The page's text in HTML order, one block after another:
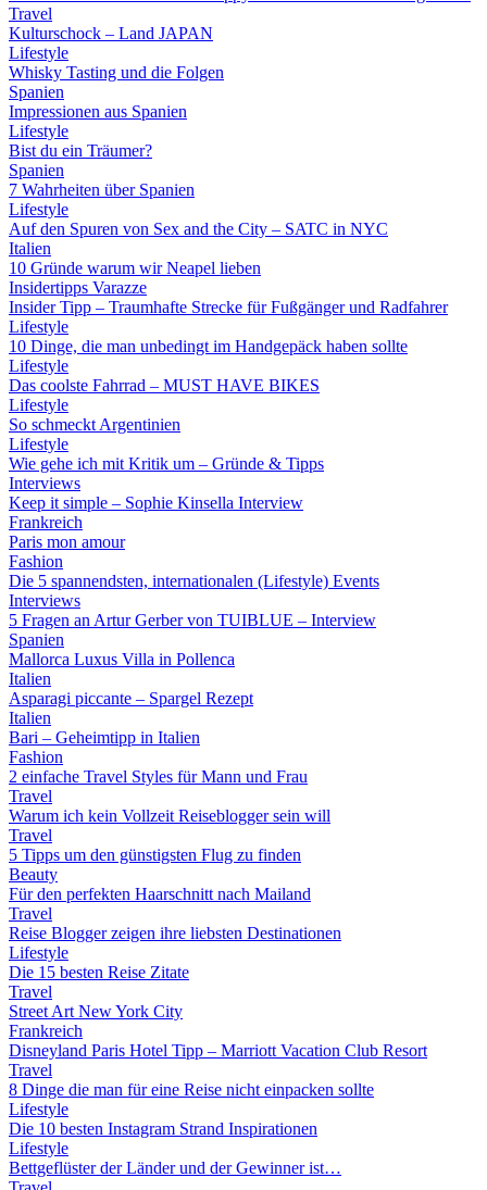
Travel
Kulturschock – Land JAPAN
Lifestyle
Whisky Tasting und die Folgen
Spanien
Impressionen aus Spanien
Lifestyle
Bist du ein Träumer?
Spanien
7 Wahrheiten über Spanien
Lifestyle
Auf den Spuren von Sex and the City – SATC in NYC
Italien
10 Gründe warum wir Neapel lieben
Insidertipps Varazze
Insider Tipp – Traumhafte Strecke für Fußgänger und Radfahrer
Lifestyle
10 Dinge, die man unbedingt im Handgepäck haben sollte
Lifestyle
Das coolste Fahrrad – MUST HAVE BIKES
Lifestyle
So schmeckt Argentinien
Lifestyle
Wie gehe ich mit Kritik um – Gründe & Tipps
Interviews
Keep it simple – Sophie Kinsella Interview
Frankreich
Paris mon amour
Fashion
Die 5 spannendsten, internationalen (Lifestyle) Events
Interviews
5 Fragen an Artur Gerber von TUIBLUE – Interview
Spanien
Mallorca Luxus Villa in Pollenca
Italien
Asparagi piccante – Spargel Rezept
Italien
Bari – Geheimtipp in Italien
Fashion
2 einfache Travel Styles für Mann und Frau
Travel
Warum ich kein Vollzeit Reiseblogger sein will
Travel
5 Tipps um den günstigsten Flug zu finden
Beauty
Für den perfekten Haarschnitt nach Mailand
Travel
Reise Blogger zeigen ihre liebsten Destinationen
Lifestyle
Die 15 besten Reise Zitate
Travel
Street Art New York City
Frankreich
Disneyland Paris Hotel Tipp – Marriott Vacation Club Resort
Travel
8 Dinge die man für eine Reise nicht einpacken sollte
Lifestyle
Die 10 besten Instagram Strand Inspirationen
Lifestyle
Bettgeflüster der Länder und der Gewinner ist…